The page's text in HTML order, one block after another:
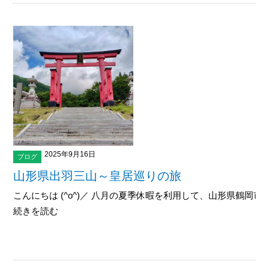
ブログ 2025年9月16日
山形県出羽三山～皇居巡りの旅
こんにちは (^o^)／ 八月の夏季休暇を利用して、山形県鶴岡
続きを読む